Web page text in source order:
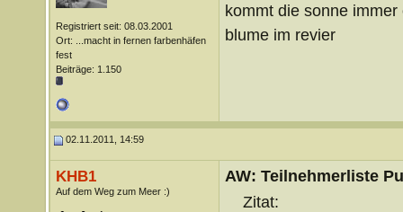
Registriert seit: 08.03.2001
Ort: ...macht in fernen farbenhäfen
fest
Beiträge: 1.150
kommt die sonne
blume im revier
02.11.2011, 14:59
KHB1
Auf dem Weg zum Meer :)
AW: Teilnehmerliste
Zitat: